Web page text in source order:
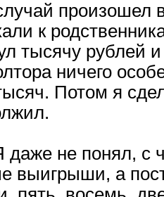
произошел
к
тысячу рублей
ничего
Потом я
даже не понял, с
выигрыши, а